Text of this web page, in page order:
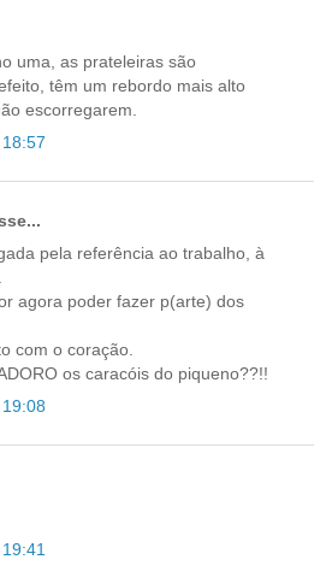
uma, as prateleiras são
têm um rebordo mais alto
escorregarem.
pela referência ao trabalho, à
agora poder fazer p(arte) dos
com o coração.
os caracóis do piqueno??!!